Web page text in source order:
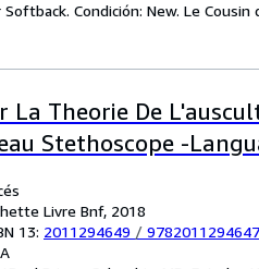
Softback. Condición: New. Le
La Theorie De
Stethoscope -
Livre Bnf, 2018
13: 2011294649 / 9782011294647